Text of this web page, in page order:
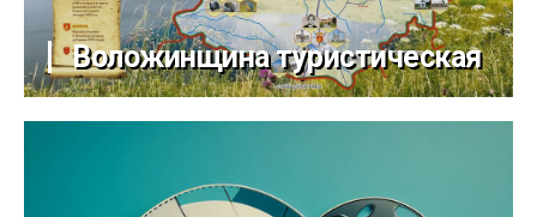
Воложинщина туристическая